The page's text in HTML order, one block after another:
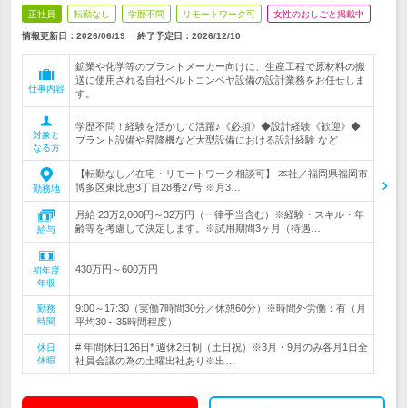
正社員 転勤なし 学歴不問 リモートワーク可 女性のおしごと掲載中
情報更新日：2026/06/19 終了予定日： 2026/12/10
仕事内容
鉱業や化学等のプラントメーカー向けに、生産工程で原材料の搬
送に使用される自社ベルトコンベヤ設備の設計業務をお任せしま
す。
対象と
なる方
学歴不問！経験を活かして活躍♪《必須》◆設計経験《歓迎》◆
プラント設備や昇降機など大型設備における設計経験 など
勤務地
【転勤なし／在宅・リモートワーク相談可】 本社／福岡県福岡市
博多区東比恵3丁目28番27号 ※月3…
給与
月給 23万2,000円～32万円（一律手当含む）※経験・スキル・年
齢等を考慮して決定します。※試用期間3ヶ月（待遇…
初年度
年収
430万円～600万円
勤務
時間
9:00～17:30（実働7時間30分／休憩60分）※時間外労働：有（月
平均30～35時間程度）
休日
休暇
# 年間休日126日* 週休2日制（土日祝）※3月・9月のみ各月1日全
社員会議の為の土曜出社あり※出…